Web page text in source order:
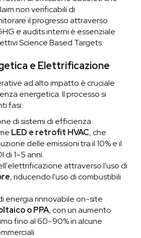
non verificabili di
il progresso attraverso
e audits interni è essenziale
Science Based Targets.
e Elettrificazione
ad alto impatto è cruciale
energetica. Il processo si
fasi:
di sistemi di efficienza
LED e retrofit HVAC, che
delle emissioni tra il 10% e il
di 1–5 anni.
attraverso l'uso di
, riducendo l'uso di combustibili
energia rinnovabile on-site
o PPA, con un aumento
fino al 60–90% in alcune